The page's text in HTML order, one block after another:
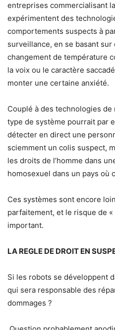
entreprises commercialisant
expérimentent des
comportements suspects à
surveillance, en se basant
changement de température
la voix ou le caractère
monter une certaine anxiété.
Couplé à des technologies
type de système pourrait par
détecter en direct une
sciemment un colis suspect,
les droits de l’homme dans
homosexuel dans un pays où
Ces systèmes sont encore
parfaitement, et le risque de
important.
LA REGLE DE DROIT EN
Si les robots se développent
qui sera responsable des
dommages ?